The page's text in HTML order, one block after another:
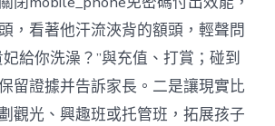
，看著他汗流浹背的額頭，輕聲問
給你洗澡？”與充值、打賞；碰到
留證據并告訴家長。二是讓現實比
觀光、興趣班或托管班，拓展孩子